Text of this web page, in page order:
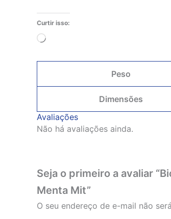
Curtir isso:
Carregando...
Peso
Dimensões
Avaliações
Não há avaliações ainda.
Seja o primeiro a avaliar
Menta Mit”
O seu endereço de e-mail não